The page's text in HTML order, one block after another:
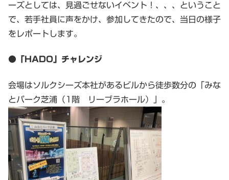
ーズとしては、見過ごせないイベント！、、、ということ
で、若手社員に声をかけ、参加してきたので、当日の様子
をレポートします。
●「HADO」チャレンジ
会場はソルクシーズ本社があるビルから徒歩数分の「みな
とパーク芝浦（1階 リーブラホール）」。